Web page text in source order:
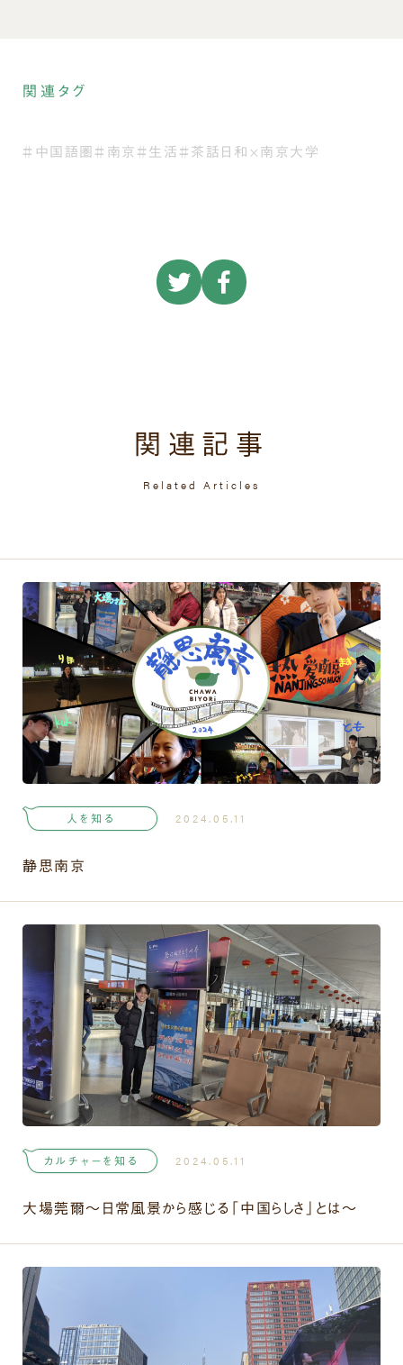
関連タグ
＃中国語圏＃南京＃生活＃茶話日和×南京大学
関連記事
Related Articles
静思南京
2024.05.11
人を知る
大場莞爾〜日常風景から感じる「中国らしさ」とは〜
2024.05.11
カルチャーを知る